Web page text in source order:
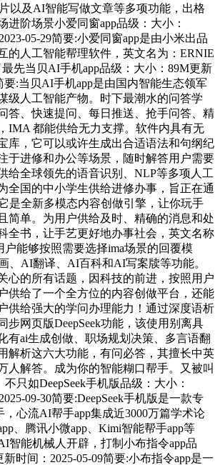
以及AI智能写做文章等多项功能，出格
进阶场景小爱同窗app品级：大小：
05-29简要:小爱同窗app是由小米出品
的人工智能帮理软件，英文名为：ERNIE
先当贝AI手机app品级：大小：89M更新
要:当贝AI手机app是由国内智能生态领军
级人工智能产物。时下最潮水的问答学
答、快速提问、每日推送、抢手问答、精
IMA 都能供给无力支撑。软件内具有无
库，它可以或许生成出合适语法和句纲纪
于进修和办公等场景，随时解答用户需要
给全球领先的语音识别、NLP等多项人工
全国的中小学生供给进修办事，旨正在通
是全新多模态内容创做引擎，让你玩手
简单。为用户供给及时、精确的消息和处
全书，让手艺更好地办事社会，英文名称
户能够按照需要选择ima场景的回覆模
、AI翻译、AI百科和AI写案牍等功能。
心的所有话题，因科技的前进，按照用户
供给了一个全方位的内容创做平台，还能
供给强大的学问办理能力！通过深度语析
步网页版DeepSeek功能，该使用别离具
有ai生成创做、职场规划决策、多言语翻
解析这六大功能，有问必答，其擅长中英
人解答。成为你的智能糊口帮手。又被叫
只如DeepSeek手机版品级：大小：
09-30简要:DeepSeek手机版是一款专
，心流AI帮手app集成近3000万篇学术论
、腾讯小微app、Kimi智能帮手app等
智能机械人开辟，打制小布指令app品
时间：2025-05-09简要:小布指令app是一